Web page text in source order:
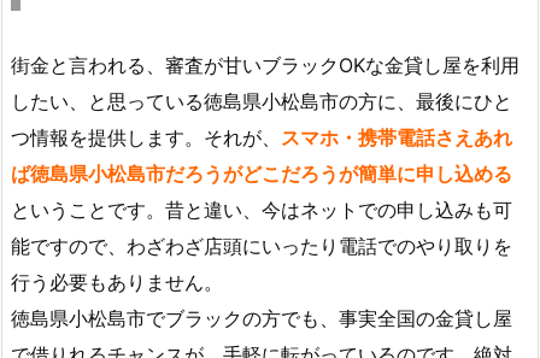
街金と言われる、審査が甘いブラックOKな金貸し屋を利用
したい、と思っている徳島県小松島市の方に、最後にひと
つ情報を提供します。それが、 スマホ・携帯電話さえあれ
ば徳島県小松島市だろうがどこだろうが簡単に申し込める
ということです。昔と違い、今はネットでの申し込みも可
能ですので、わざわざ店頭にいったり電話でのやり取りを
行う必要もありません。
徳島県小松島市でブラックの方でも、事実全国の金貸し屋